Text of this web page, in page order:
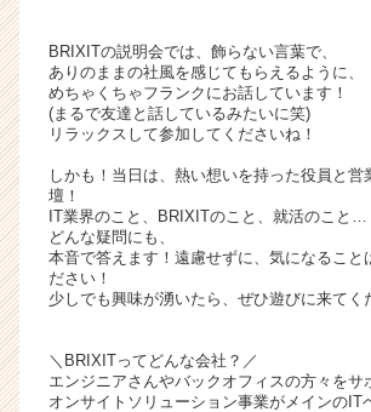
就
活
サ
イ
ト
ア
ャ
リ
h
e
BRIXITの説明会では、飾らない言葉で、
ありのままの社風を感じてもらえるように、
めちゃくちゃフランクにお話しています！
(まるで友達と話しているみたいに笑)
リラックスして参加してくださいね！
しかも！当日は、熱い想いを持った役員と営
壇！
IT業界のこと、BRIXITのこと、就活のこと…
どんな疑問にも、
本音で答えます！遠慮せずに、気になること
ださい！
少しでも興味が湧いたら、ぜひ遊びに来てく
＼BRIXITってどんな会社？／
エンジニアさんやバックオフィスの方々をサ
オンサイトソリューション事業がメインのIT